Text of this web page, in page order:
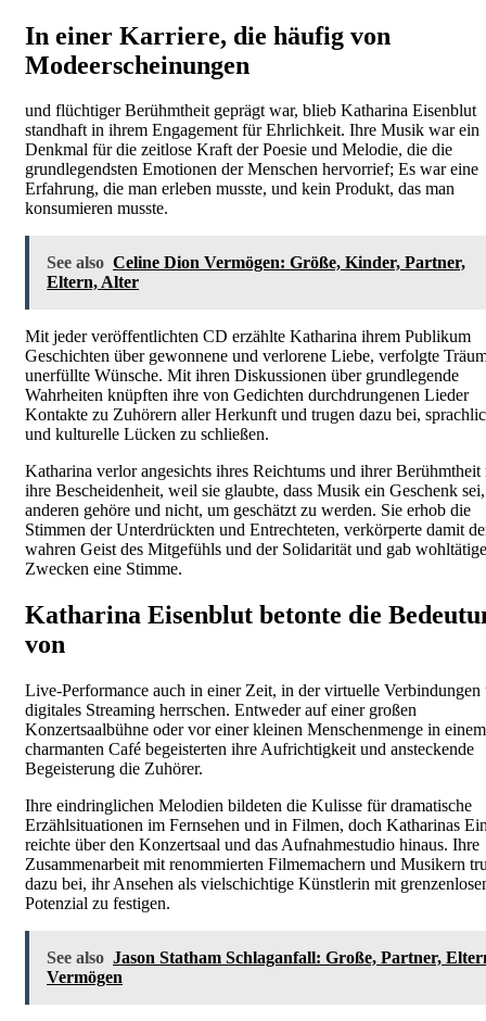
In einer Karriere, die häufig von
Modeerscheinungen
und flüchtiger Berühmtheit geprägt war, blieb Katharina Eisenblut
standhaft in ihrem Engagement für Ehrlichkeit. Ihre Musik war ein
Denkmal für die zeitlose Kraft der Poesie und Melodie, die die
grundlegendsten Emotionen der Menschen hervorrief; Es war eine
Erfahrung, die man erleben musste, und kein Produkt, das man
konsumieren musste.
See also Celine Dion Vermögen: Größe, Kinder, Partner,
Eltern, Alter
Mit jeder veröffentlichten CD erzählte Katharina ihrem Publikum
Geschichten über gewonnene und verlorene Liebe, verfolgte
unerfüllte Wünsche. Mit ihren Diskussionen über grundlegende
Wahrheiten knüpften ihre von Gedichten durchdrungenen Lieder
Kontakte zu Zuhörern aller Herkunft und trugen dazu bei,
und kulturelle Lücken zu schließen.
Katharina verlor angesichts ihres Reichtums und ihrer Berühmtheit
ihre Bescheidenheit, weil sie glaubte, dass Musik ein Geschenk
anderen gehöre und nicht, um geschätzt zu werden. Sie erhob die
Stimmen der Unterdrückten und Entrechteten, verkörperte damit
wahren Geist des Mitgefühls und der Solidarität und gab
Zwecken eine Stimme.
Katharina Eisenblut betonte die
von
Live-Performance auch in einer Zeit, in der virtuelle Verbindungen
digitales Streaming herrschen. Entweder auf einer großen
Konzertsaalbühne oder vor einer kleinen Menschenmenge in einem
charmanten Café begeisterten ihre Aufrichtigkeit und ansteckende
Begeisterung die Zuhörer.
Ihre eindringlichen Melodien bildeten die Kulisse für dramatische
Erzählsituationen im Fernsehen und in Filmen, doch Katharinas
reichte über den Konzertsaal und das Aufnahmestudio hinaus. Ihre
Zusammenarbeit mit renommierten Filmemachern und Musikern
dazu bei, ihr Ansehen als vielschichtige Künstlerin mit
Potenzial zu festigen.
See also Jason Statham Schlaganfall: Große, Partner,
Vermögen